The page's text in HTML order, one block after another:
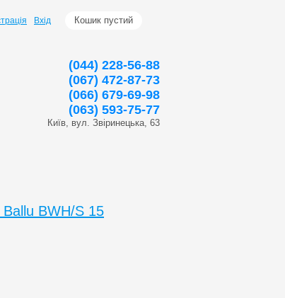
Кошик пустий
Вхід
(044) 228-56-88
(067) 472-87-73
(066) 679-69-98
(063) 593-75-77
Київ, вул. Звіринецька, 63
BWH/S 15